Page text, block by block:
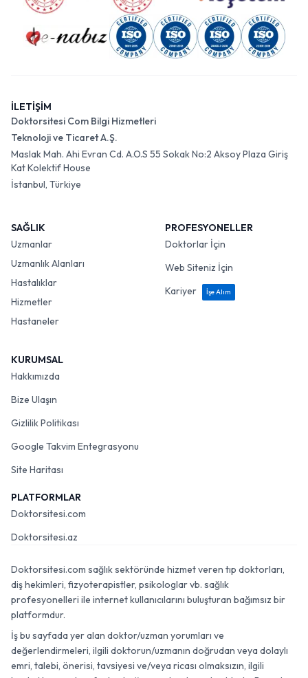
İLETİŞİM
Doktorsitesi Com Bilgi Hizmetleri
Teknoloji ve Ticaret A.Ş.
Maslak Mah. Ahi Evran Cd. A.O.S 55 Sokak No:2 Aksoy Plaza Giriş
Kat Kolektif House
İstanbul, Türkiye
SAĞLIK
Uzmanlar
Uzmanlık Alanları
Hastalıklar
Hizmetler
Hastaneler
PROFESYONELLER
Doktorlar İçin
Web Siteniz İçin
Kariyer
İşe Alım
KURUMSAL
Hakkımızda
Bize Ulaşın
Gizlilik Politikası
Google Takvim Entegrasyonu
Site Haritası
PLATFORMLAR
Doktorsitesi.com
Doktorsitesi.az
Doktorsitesi.com sağlık sektöründe hizmet veren tıp doktorları,
diş hekimleri, fizyoterapistler, psikologlar vb. sağlık
profesyonelleri ile internet kullanıcılarını buluşturan bağımsız bir
platformdur.
İş bu sayfada yer alan doktor/uzman yorumları ve
değerlendirmeleri, ilgili doktorun/uzmanın doğrudan veya dolaylı
emri, talebi, önerisi, tavsiyesi ve/veya ricası olmaksızın, ilgili